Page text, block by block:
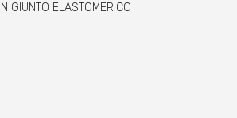
GIUNTO ELASTOMERICO